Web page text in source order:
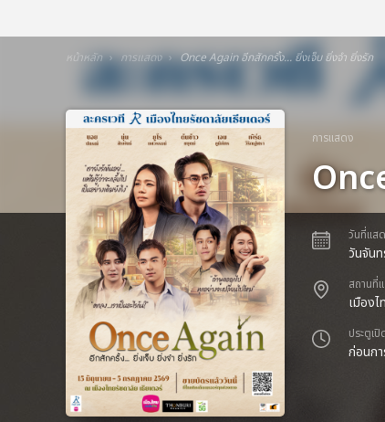
หน้าหลัก การแสดง Once Again อีกสักครั้ง... ยิ่งเจ็บ ยิ่งจำ ยิ่งรัก
การแสดง
วันที่แส
วันจัน
สถานที่
เมือง
ประตูเปิ
ก่อนก